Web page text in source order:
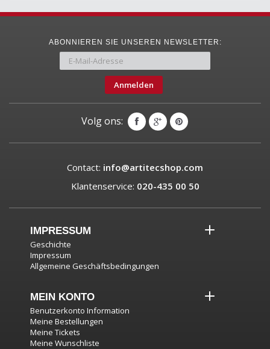
ABONNIEREN SIE UNSEREN NEWSLETTER:
Anmelden
Volg ons:
Contact: info@artitecshop.com
Klantenservice: 020-435 00 50
IMPRESSUM
Geschichte
Impressum
Allgemeine Geschäftsbedingungen
MEIN KONTO
Benutzerkonto Information
Meine Bestellungen
Meine Tickets
Meine Wunschliste